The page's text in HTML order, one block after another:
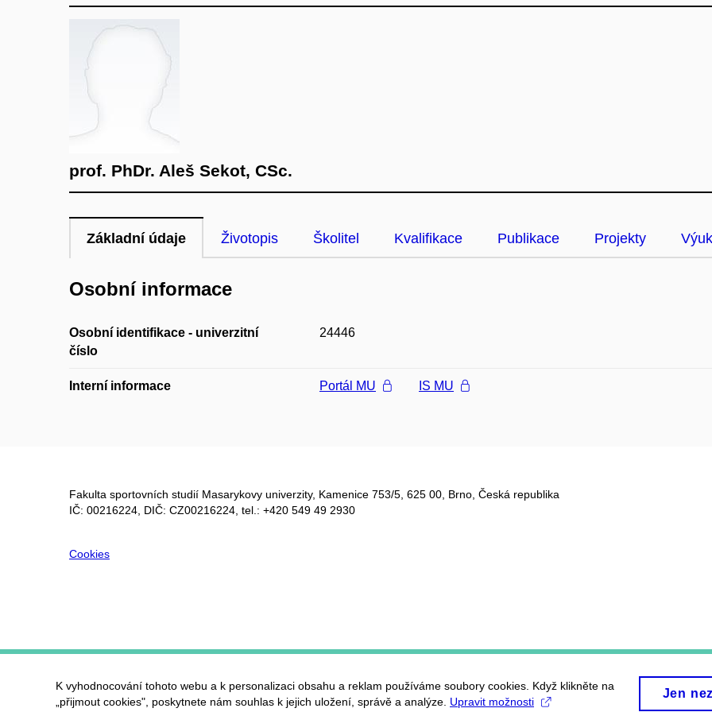
prof. PhDr. Aleš Sekot, CSc.
Základní údaje Životopis Školitel Kvalifikace Publikace Projekty
Osobní informace
Osobní identifikace - univerzitní
číslo
24446
Interní informace Portál MU IS MU
Fakulta sportovních studií Masarykovy univerzity, Kamenice 753/5​, 625 00, Brno, Česká republika
IČ: 00216224, DIČ: CZ00216224, tel.: +420 549 49 2930
Cookies
K vyhodnocování tohoto webu a k personalizaci obsahu a reklam používáme soubory cookies. Když klikněte na
„přijmout cookies", poskytnete nám souhlas k jejich uložení, správě a analýze. Upravit možnosti
Jen